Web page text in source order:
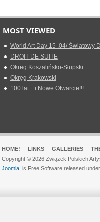
MOST VIEWED
World Art Day 15 .04/ Światowy
DROIT DE SUITE
Okreg Koszalińsko-Słupski
Okręg Krakowski
100 lat... i Nowe Otwarcie!!!
HOME! LINKS GALLERIES
Copyright © 2026 Związek Polskich
Joomla! is Free Software released